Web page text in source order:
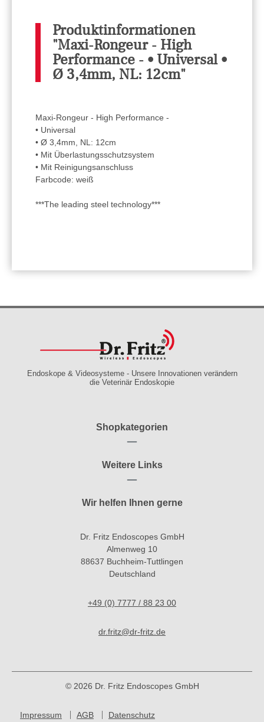
Produktinformationen
"Maxi-Rongeur - High
Performance - • Universal •
Ø 3,4mm, NL: 12cm"
Maxi-Rongeur - High Performance -
• Universal
• Ø 3,4mm, NL: 12cm
• Mit Überlastungsschutzsystem
• Mit Reinigungsanschluss
Farbcode: weiß
***The leading steel technology***
Endoskope & Videosysteme - Unsere Innovationen verändern
die Veterinär Endoskopie
Shopkategorien
Weitere Links
Wir helfen Ihnen gerne
Dr. Fritz Endoscopes GmbH
Almenweg 10
88637 Buchheim-Tuttlingen
Deutschland
+49 (0) 7777 / 88 23 00
dr.fritz@dr-fritz.de
© 2026 Dr. Fritz Endoscopes GmbH
Impressum AGB Datenschutz